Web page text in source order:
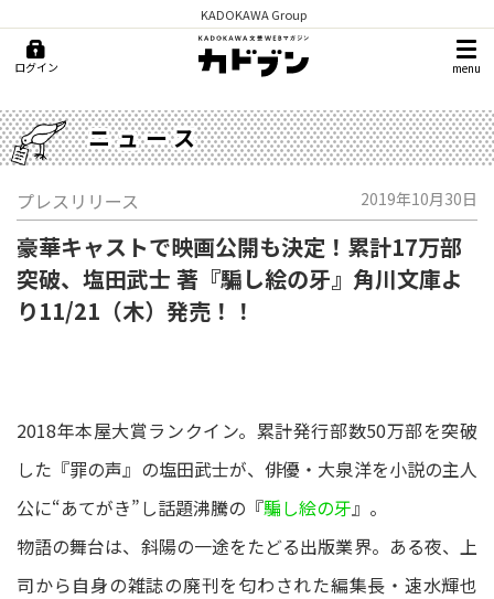
KADOKAWA Group
ログイン menu
ニュース
プレスリリース 2019年10月30日
豪華キャストで映画公開も決定！累計17万部
突破、塩田武士 著『騙し絵の牙』角川文庫よ
り11/21（木）発売！！
2018年本屋大賞ランクイン。累計発行部数50万部を突破
した『罪の声』の塩田武士が、俳優・大泉洋を小説の主人
公に“あてがき”し話題沸騰の『騙し絵の牙』。
物語の舞台は、斜陽の一途をたどる出版業界。ある夜、上
司から自身の雑誌の廃刊を匂わされた編集長・速水輝也